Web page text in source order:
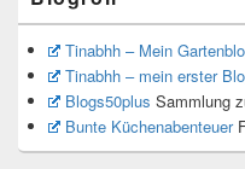
Tinabhh – Mein
Tinabhh – mein erster
Blogs50plus Sammlung
Bunte Küchenabenteuer